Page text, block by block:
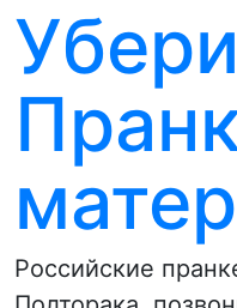
Российские